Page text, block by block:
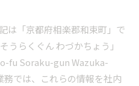
は「京都府相楽郡和束町」で
うらくぐん わづかちょう」
fu Soraku-gun Wazuka-
では、これらの情報を社内